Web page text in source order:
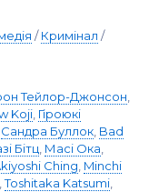
/Кримінал /
Тейлор-Джонсон
Koji Гіроюкі
Сандра Буллок Bad
Бітц Масі Ока
Ching Minchi
,Toshitaka Katsumi